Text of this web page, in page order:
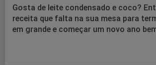
Gosta de leite condensado e coco?
receita que falta na sua mesa para
em grande e começar um novo ano